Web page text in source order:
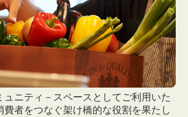
ュニティ－スペースとしてご利用いた
費者をつなぐ架け橋的な役割を果たし